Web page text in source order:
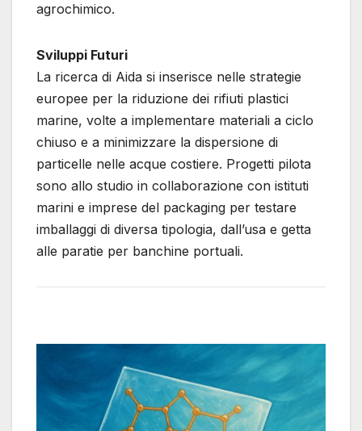
agrochimico.
Sviluppi Futuri
La ricerca di Aida si inserisce nelle strategie
europee per la riduzione dei rifiuti plastici
marine, volte a implementare materiali a ciclo
chiuso e a minimizzare la dispersione di
particelle nelle acque costiere. Progetti pilota
sono allo studio in collaborazione con istituti
marini e imprese del packaging per testare
imballaggi di diversa tipologia, dall’usa e getta
alle paratie per banchine portuali.